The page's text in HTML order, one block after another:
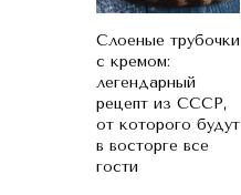
Слоеные трубочки
с кремом:
легендарный
рецепт из СССР,
от которого будут
в восторге все
гости